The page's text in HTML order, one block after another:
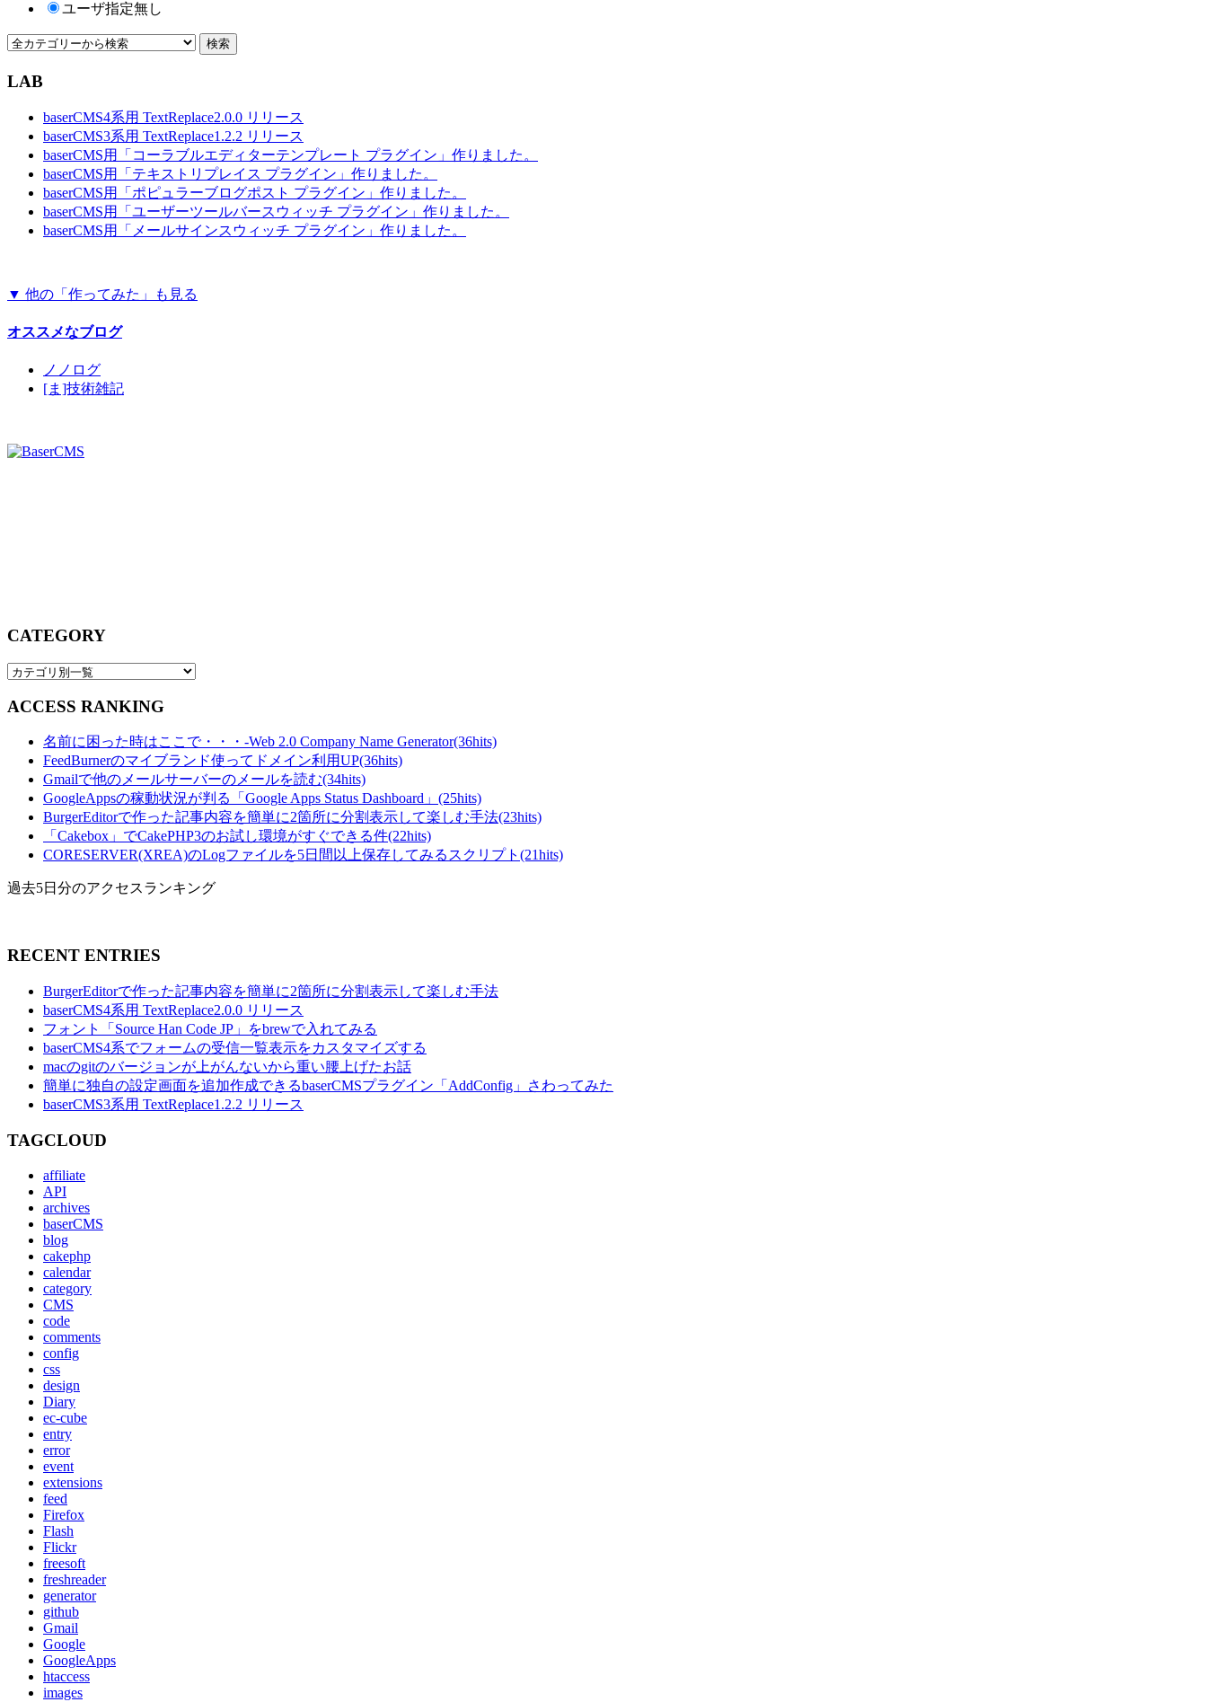
ユーザ指定無し
LAB
baserCMS4系用 TextReplace2.0.0 リリース
baserCMS3系用 TextReplace1.2.2 リリース
baserCMS用「コーラブルエディターテンプレート プラグイン」作りました。
baserCMS用「テキストリプレイス プラグイン」作りました。
baserCMS用「ポピュラーブログポスト プラグイン」作りました。
baserCMS用「ユーザーツールバースウィッチ プラグイン」作りました。
baserCMS用「メールサインスウィッチ プラグイン」作りました。
▼ 他の「作ってみた」も見る
オススメなブログ
ノノログ
[ま]技術雑記
CATEGORY
ACCESS RANKING
名前に困った時はここで・・・-Web 2.0 Company Name Generator(36hits)
FeedBurnerのマイブランド使ってドメイン利用UP(36hits)
Gmailで他のメールサーバーのメールを読む(34hits)
GoogleAppsの稼動状況が判る「Google Apps Status Dashboard」(25hits)
BurgerEditorで作った記事内容を簡単に2箇所に分割表示して楽しむ手法(23hits)
「Cakebox」でCakePHP3のお試し環境がすぐできる件(22hits)
CORESERVER(XREA)のLogファイルを5日間以上保存してみるスクリプト(21hits)
過去5日分のアクセスランキング
RECENT ENTRIES
BurgerEditorで作った記事内容を簡単に2箇所に分割表示して楽しむ手法
baserCMS4系用 TextReplace2.0.0 リリース
フォント「Source Han Code JP」をbrewで入れてみる
baserCMS4系でフォームの受信一覧表示をカスタマイズする
macのgitのバージョンが上がんないから重い腰上げたお話
簡単に独自の設定画面を追加作成できるbaserCMSプラグイン「AddConfig」さわってみた
baserCMS3系用 TextReplace1.2.2 リリース
TAGCLOUD
affiliate
API
archives
baserCMS
blog
cakephp
calendar
category
CMS
code
comments
config
css
design
Diary
ec-cube
entry
error
event
extensions
feed
Firefox
Flash
Flickr
freesoft
freshreader
generator
github
Gmail
Google
GoogleApps
htaccess
images